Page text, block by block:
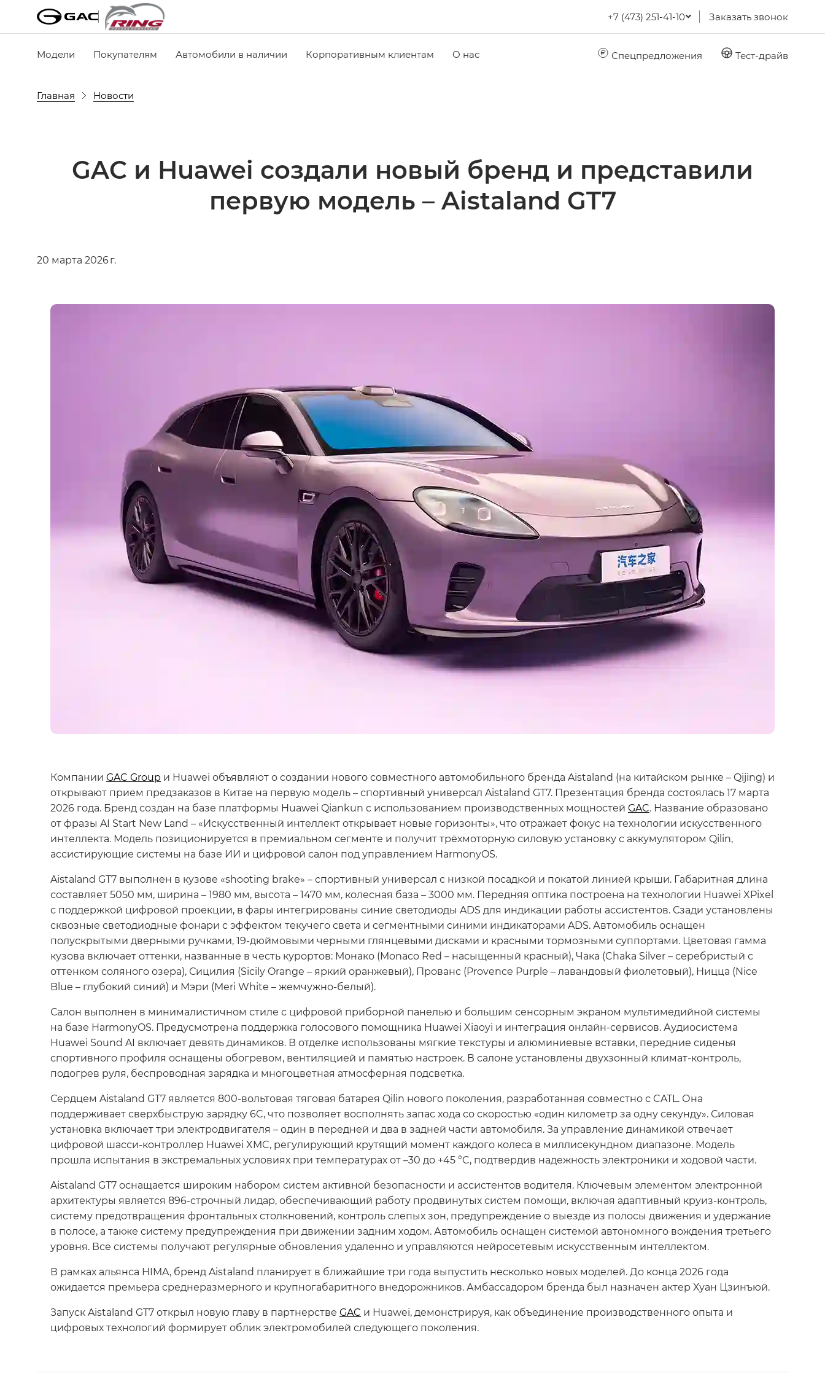
+7 (473) 251-41-10 Заказать звонок
Модели Покупателям Автомобили в наличии Корпоративным клиентам О нас Спецпредложения Тест-драйв
Главная Новости
GAC и Huawei создали новый бренд и представили
первую модель – Aistaland GT7
20 марта 2026 г.
Компании GAC Group и Huawei объявляют о создании нового совместного автомобильного бренда Aistaland (на китайском рынке – Qijing) и
открывают прием предзаказов в Китае на первую модель – спортивный универсал Aistaland GT7. Презентация бренда состоялась 17 марта
2026 года. Бренд создан на базе платформы Huawei Qiankun с использованием производственных мощностей GAC. Название образовано
от фразы AI Start New Land – «Искусственный интеллект открывает новые горизонты», что отражает фокус на технологии искусственного
интеллекта. Модель позиционируется в премиальном сегменте и получит трёхмоторную силовую установку с аккумулятором Qilin,
ассистирующие системы на базе ИИ и цифровой салон под управлением HarmonyOS.
Aistaland GT7 выполнен в кузове «shooting brake» – спортивный универсал с низкой посадкой и покатой линией крыши. Габаритная длина
составляет 5050 мм, ширина – 1980 мм, высота – 1470 мм, колесная база – 3000 мм. Передняя оптика построена на технологии Huawei XPixel
с поддержкой цифровой проекции, в фары интегрированы синие светодиоды ADS для индикации работы ассистентов. Сзади установлены
сквозные светодиодные фонари с эффектом текучего света и сегментными синими индикаторами ADS. Автомобиль оснащен
полускрытыми дверными ручками, 19-дюймовыми черными глянцевыми дисками и красными тормозными суппортами. Цветовая гамма
кузова включает оттенки, названные в честь курортов: Монако (Monaco Red – насыщенный красный), Чака (Chaka Silver – серебристый с
оттенком соляного озера), Сицилия (Sicily Orange – яркий оранжевый), Прованс (Provence Purple – лавандовый фиолетовый), Ницца (Nice
Blue – глубокий синий) и Мэри (Meri White – жемчужно-белый).
Салон выполнен в минималистичном стиле с цифровой приборной панелью и большим сенсорным экраном мультимедийной системы
на базе HarmonyOS. Предусмотрена поддержка голосового помощника Huawei Xiaoyi и интеграция онлайн-сервисов. Аудиосистема
Huawei Sound AI включает девять динамиков. В отделке использованы мягкие текстуры и алюминиевые вставки, передние сиденья
спортивного профиля оснащены обогревом, вентиляцией и памятью настроек. В салоне установлены двухзонный климат-контроль,
подогрев руля, беспроводная зарядка и многоцветная атмосферная подсветка.
Сердцем Aistaland GT7 является 800-вольтовая тяговая батарея Qilin нового поколения, разработанная совместно с CATL. Она
поддерживает сверхбыструю зарядку 6C, что позволяет восполнять запас хода со скоростью «один километр за одну секунду». Силовая
установка включает три электродвигателя – один в передней и два в задней части автомобиля. За управление динамикой отвечает
цифровой шасси-контроллер Huawei XMC, регулирующий крутящий момент каждого колеса в миллисекундном диапазоне. Модель
прошла испытания в экстремальных условиях при температурах от –30 до +45 °C, подтвердив надежность электроники и ходовой части.
Aistaland GT7 оснащается широким набором систем активной безопасности и ассистентов водителя. Ключевым элементом электронной
архитектуры является 896-строчный лидар, обеспечивающий работу продвинутых систем помощи, включая адаптивный круиз-контроль,
систему предотвращения фронтальных столкновений, контроль слепых зон, предупреждение о выезде из полосы движения и удержание
в полосе, а также систему предупреждения при движении задним ходом. Автомобиль оснащен системой автономного вождения третьего
уровня. Все системы получают регулярные обновления удаленно и управляются нейросетевым искусственным интеллектом.
В рамках альянса HIMA, бренд Aistaland планирует в ближайшие три года выпустить несколько новых моделей. До конца 2026 года
ожидается премьера среднеразмерного и крупногабаритного внедорожников. Амбассадором бренда был назначен актер Хуан Цзинъюй.
Запуск Aistaland GT7 открыл новую главу в партнерстве GAC и Huawei, демонстрируя, как объединение производственного опыта и
цифровых технологий формирует облик электромобилей следующего поколения.